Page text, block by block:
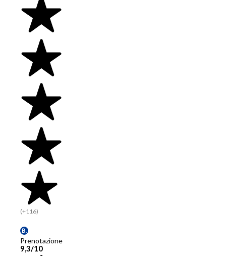
(+116)
Prenotazione
9,3/10